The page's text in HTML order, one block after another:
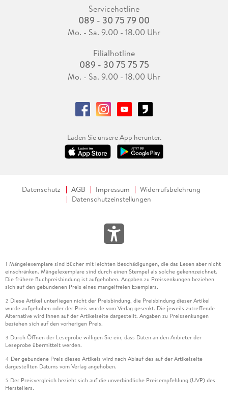
Servicehotline
089 - 30 75 79 00
Mo. - Sa. 9.00 - 18.00 Uhr
Filialhotline
089 - 30 75 75 75
Mo. - Sa. 9.00 - 18.00 Uhr
Laden Sie unsere App herunter.
Datenschutz AGB Impressum
Widerrufsbelehrung
Datenschutzeinstellungen
1 Mängelexemplare sind Bücher mit leichten Beschädigungen, die das Lesen aber nicht
einschränken. Mängelexemplare sind durch einen Stempel als solche gekennzeichnet.
Die frühere Buchpreisbindung ist aufgehoben. Angaben zu Preissenkungen beziehen
sich auf den gebundenen Preis eines mangelfreien Exemplars.
2 Diese Artikel unterliegen nicht der Preisbindung, die Preisbindung dieser Artikel
wurde aufgehoben oder der Preis wurde vom Verlag gesenkt. Die jeweils zutreffende
Alternative wird Ihnen auf der Artikelseite dargestellt. Angaben zu Preissenkungen
beziehen sich auf den vorherigen Preis.
3 Durch Öffnen der Leseprobe willigen Sie ein, dass Daten an den Anbieter der
Leseprobe übermittelt werden.
4 Der gebundene Preis dieses Artikels wird nach Ablauf des auf der Artikelseite
dargestellten Datums vom Verlag angehoben.
5 Der Preisvergleich bezieht sich auf die unverbindliche Preisempfehlung (UVP) des
Herstellers.